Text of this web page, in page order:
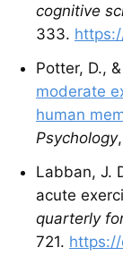
cognitive
333.
Potter, D.,
moderate
human
Psychology,
Labban, J.
acute
quarterly
721. https://